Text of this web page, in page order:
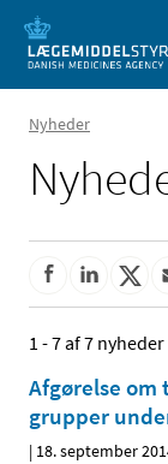
Nyheder
1 - 7 af 7 nyheder
Afgørelse om
grupper
| 18. september